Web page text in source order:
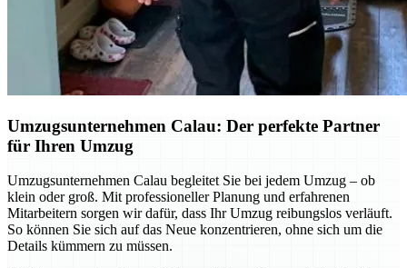
Umzugsunternehmen Calau: Der perfekte Partner
für Ihren Umzug
Umzugsunternehmen Calau begleitet Sie bei jedem Umzug – ob
klein oder groß. Mit professioneller Planung und erfahrenen
Mitarbeitern sorgen wir dafür, dass Ihr Umzug reibungslos verläuft.
So können Sie sich auf das Neue konzentrieren, ohne sich um die
Details kümmern zu müssen.